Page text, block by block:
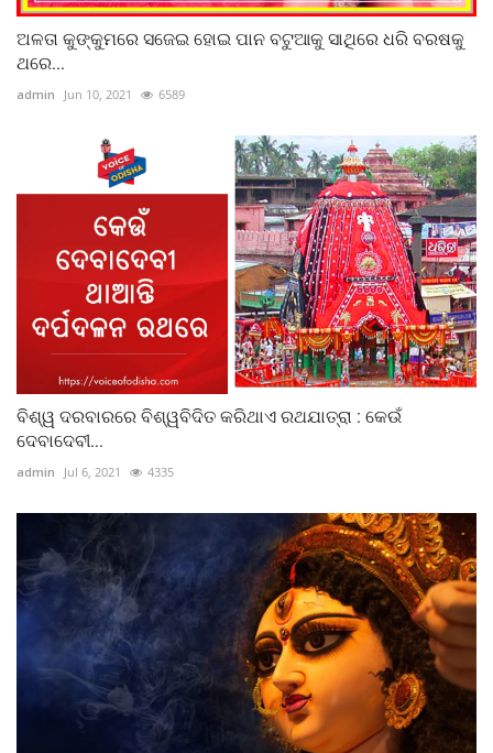
ଅଳତା କୁଙ୍କୁମରେ ସଜେଇ ହୋଇ ପାନ ବଟୁଆକୁ ସାଥିରେ ଧରି ବରଷକୁ
ଥରେ...
admin Jun 10, 2021 6589
ବିଶ୍ୱ ଦରବାରରେ ବିଶ୍ୱବିଦିତ କରିଥାଏ ରଥଯାତ୍ରା : କେଉଁ
ଦେବାଦେବୀ...
admin Jul 6, 2021 4335